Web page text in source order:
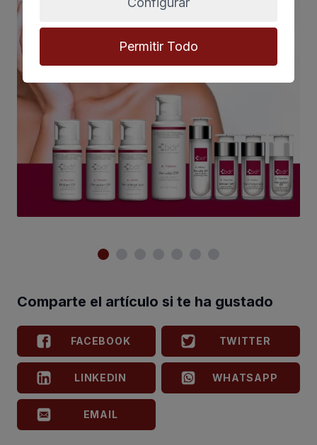
Comparte el artículo si te ha gustado
FACEBOOK TWITTER
LINKEDIN WHATSAPP
EMAIL
Permitir Todo